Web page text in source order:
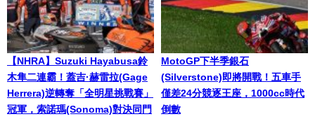
【NHRA】Suzuki Hayabusa鈴
木隼二連霸！蓋吉·赫雷拉(Gage
Herrera)逆轉奪「全明星挑戰賽」
冠軍，索諾瑪(Sonoma)對決同門
MotoGP下半季銀石
(Silverstone)即將開戰！五車手
僅差24分競逐王座，1000cc時代
倒數